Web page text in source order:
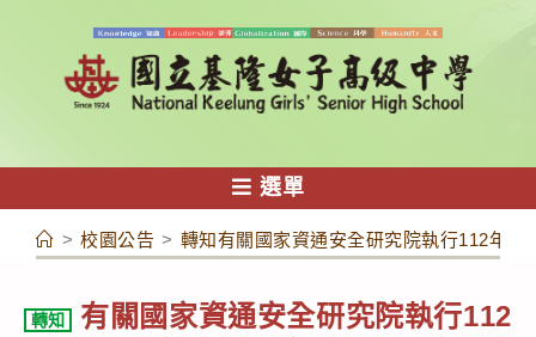
容
選單
> 校園公告 > 轉知有關國家資通安全研究院執行112年3
轉知
有關國家資通安全研究院執行112